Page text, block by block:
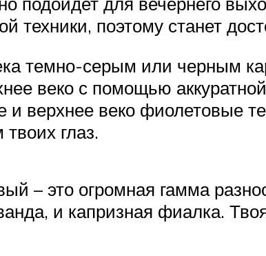
техники, поэтому станет
темно-серым или черным
веко с помощью аккуратной
верхнее веко фиолетовые
глаз.
– это огромная гамма
и капризная фиалка.